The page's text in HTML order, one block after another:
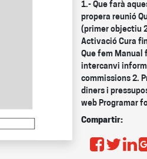
1.- Que farà
propera reunió
(primer objectiu
Activació Cura
Que fem
intercanvi
commissions 2.
diners i
web Programar
Compartir: